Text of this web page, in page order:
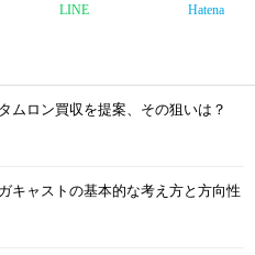
LINE Hatena
ムロン買収を提案、その狙いは？
キャストの基本的な考え方と方向性